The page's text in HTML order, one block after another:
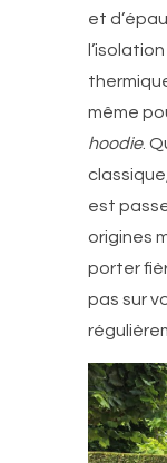
et
même
hoodie.
est
origines
porter
pas sur